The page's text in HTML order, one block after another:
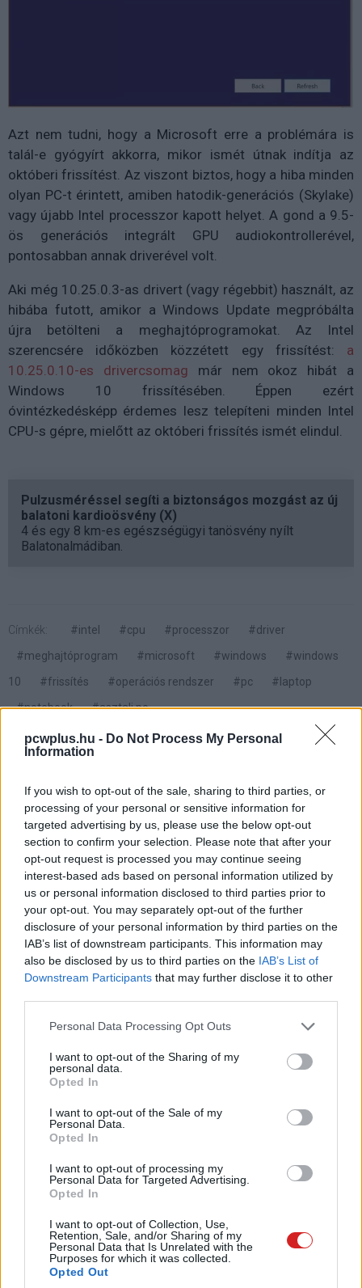
pcwplus.hu - Do Not Process My Personal
Information
If you wish to opt-out of the sale, sharing to third parties, or
processing of your personal or sensitive information for
targeted advertising by us, please use the below opt-out
section to confirm your selection. Please note that after your
opt-out request is processed you may continue seeing
interest-based ads based on personal information utilized by
us or personal information disclosed to third parties prior to
your opt-out. You may separately opt-out of the further
disclosure of your personal information by third parties on the
IAB’s list of downstream participants. This information may
also be disclosed by us to third parties on the IAB’s List of
Downstream Participants that may further disclose it to other
Please note that this website/app uses one or more Google
not limited to your visit or usage behaviour. You may click to
grant or deny consent to Google and its third-party tags to
use your data for below specified purposes in below Google
consent section.
Personal Data Processing Opt Outs
I want to opt-out of the Sharing of my
personal data.
Opted In
I want to opt-out of the Sale of my
Personal Data.
Opted In
I want to opt-out of processing my
Personal Data for Targeted Advertising.
Opted In
I want to opt-out of Collection, Use,
Retention, Sale, and/or Sharing of my
Personal Data that Is Unrelated with the
Purposes for which it was collected.
Opted Out
Azt nem tudni, hogy a Microsoft erre a problémára is
talál-e gyógyírt akkorra, mikor ismét útnak indítja az
októberi frissítést. Az viszont biztos, hogy a hiba minden
olyan PC-t érintett, amiben hatodik-generációs (Skylake)
vagy újabb Intel processzor kapott helyet. A gond a 9.5-
ös generációs integrált GPU audiokontrollerével,
pontosabban annak driverével volt.
Aki még 10.25.0.3-as drivert (vagy régebbit) használt, az
hibába futott, amikor a Windows Update megpróbálta
újra betölteni a meghajtóprogramokat. Az Intel
szerencsére időközben közzétett egy frissítést: a
10.25.0.10-es drivercsomag már nem okoz hibát a
Windows 10 frissítésében. Éppen ezért
óvintézkedésképp érdemes lesz telepíteni minden Intel
CPU-s gépre, mielőtt az októberi frissítés ismét elindul.
Pulzusméréssel segíti a biztonságos mozgást az új
balatoni kardioösvény (X)
4 és egy 8 km-es egészségügyi tanösvény nyílt
Balatonalmádiban.
Címkék: #intel #cpu #processzor
#driver
#meghajtóprogram
#microsoft #windows
#windows
10
#frissítés #operációs rendszer #pc
#laptop
#notebook
#asztali pc
Hoppá: leállt a Windows 10
októberi frissítése
Kedvencekhez
Harangi László| 2018 október 8. 07:00
Elég sok gond van a Windows 10 legújabb
nagy frissítésével, és miután sokaknál fájlok
is hiányoznak a telepítés után, a Microsoft
A Microsoft mindössze néhány napja indította útjára
Windows 10 nagy októberi frissítését,
átmenetileg kénytelen volt
leállítani
annak a közzétételét.
Az óriás szerint erre azért volt szükség, mert egyes
jelentések szerint bizonyos felhasználóknál fájlok
hiányoznak a frissítés telepítését követően.